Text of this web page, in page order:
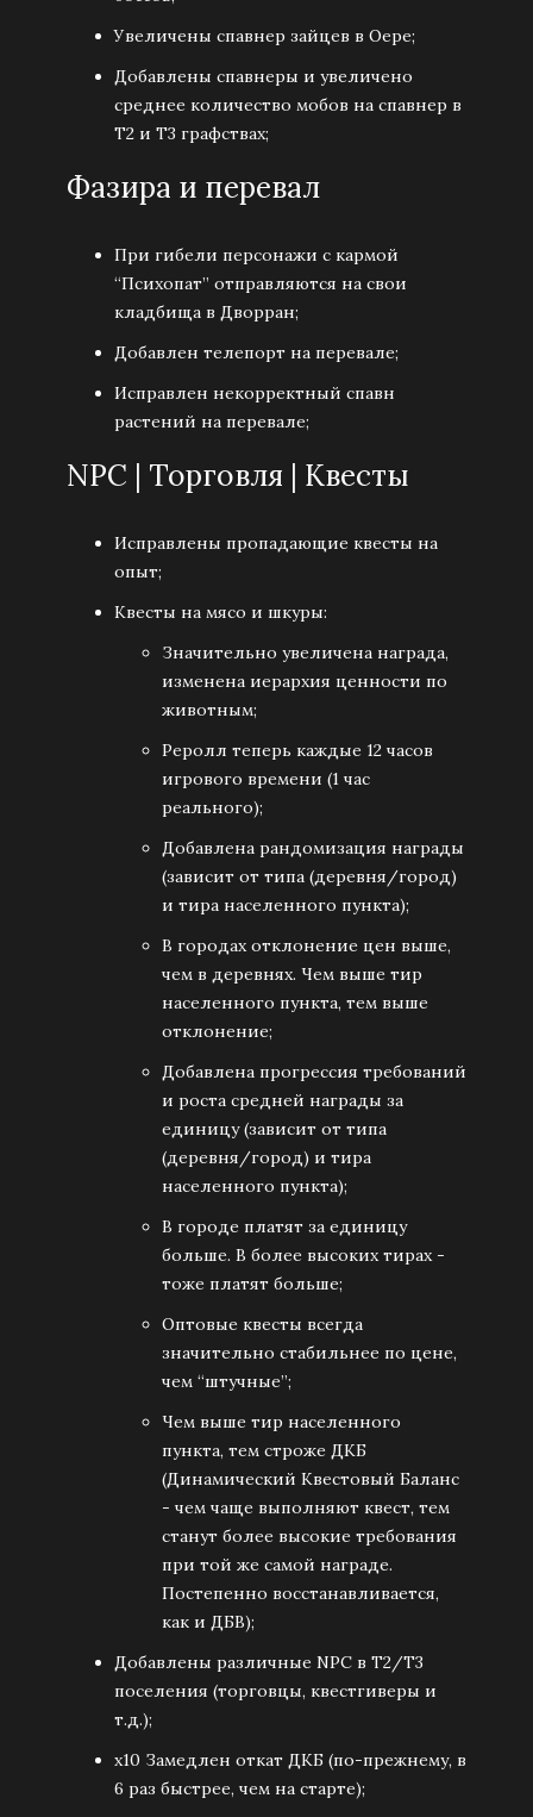
Увеличены спавнер зайцев в Оере;
Добавлены спавнеры и увеличено
среднее количество мобов на спавнер в
Т2 и Т3 графствах;
Фазира и перевал
При гибели персонажи с кармой
“Психопат” отправляются на свои
кладбища в Дворран;
Добавлен телепорт на перевале;
Исправлен некорректный спавн
растений на перевале;
NPC | Торговля | Квесты
Исправлены пропадающие квесты на
опыт;
Квесты на мясо и шкуры:
Значительно увеличена награда,
изменена иерархия ценности по
животным;
Реролл теперь каждые 12 часов
игрового времени (1 час
реального);
Добавлена рандомизация награды
(зависит от типа (деревня/город)
и тира населенного пункта);
В городах отклонение цен выше,
чем в деревнях. Чем выше тир
населенного пункта, тем выше
отклонение;
Добавлена прогрессия требований
и роста средней награды за
единицу (зависит от типа
(деревня/город) и тира
населенного пункта);
В городе платят за единицу
больше. В более высоких тирах -
тоже платят больше;
Оптовые квесты всегда
значительно стабильнее по цене,
чем “штучные”;
Чем выше тир населенного
пункта, тем строже ДКБ
(Динамический Квестовый Баланс
- чем чаще выполняют квест, тем
станут более высокие требования
при той же самой награде.
Постепенно восстанавливается,
как и ДБВ);
Добавлены различные NPC в Т2/Т3
поселения (торговцы, квестгиверы и
т.д.);
х10 Замедлен откат ДКБ (по-прежнему, в
6 раз быстрее, чем на старте);